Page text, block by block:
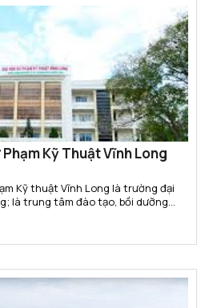
Kỹ Thuật Vĩnh Long
là trung tâm đào tạo, bồi dưỡng
và cán bộ kỹ thuật đa ngành,
kỹ năng nghề,...